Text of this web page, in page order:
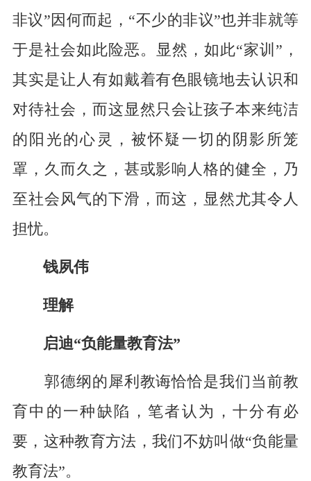
非议”因何而起，“不少的非议”也并非就等
于是社会如此险恶。显然，如此“家训”，
其实是让人有如戴着有色眼镜地去认识和
对待社会，而这显然只会让孩子本来纯洁
的阳光的心灵，被怀疑一切的阴影所笼
罩，久而久之，甚或影响人格的健全，乃
至社会风气的下滑，而这，显然尤其令人
担忧。
钱夙伟
理解
启迪“负能量教育法”
郭德纲的犀利教诲恰恰是我们当前教
育中的一种缺陷，笔者认为，十分有必
要，这种教育方法，我们不妨叫做“负能量
教育法”。